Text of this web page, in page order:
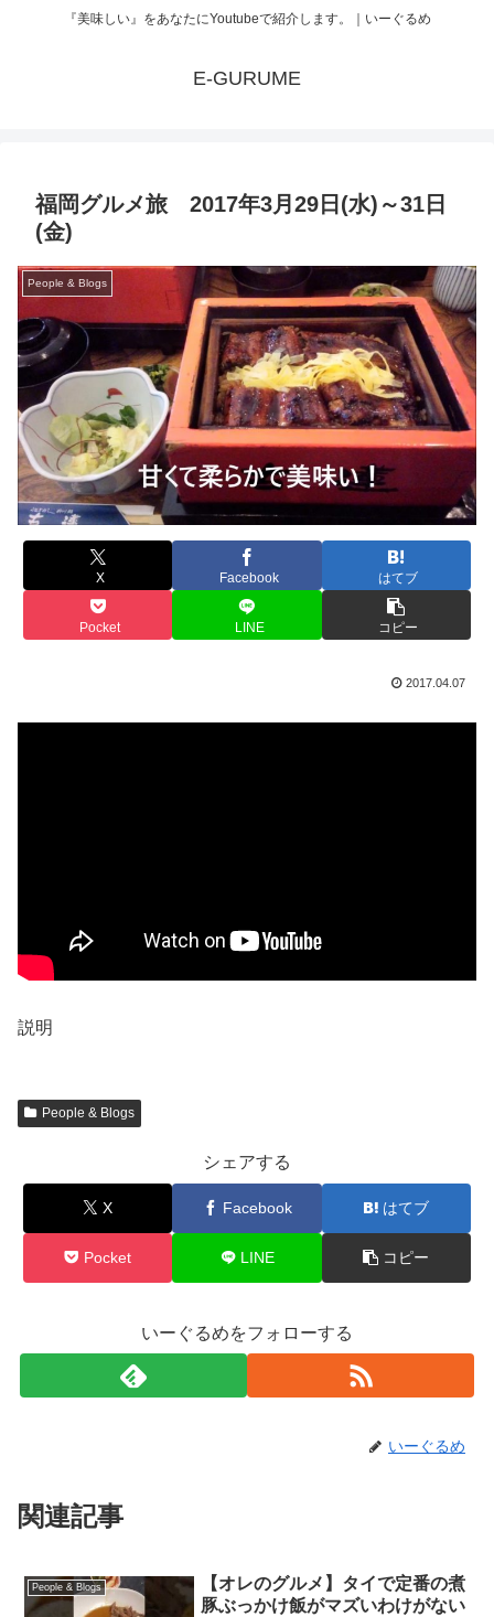
『美味しい』をあなたにYoutubeで紹介します。｜いーぐるめ
E-GURUME
福岡グルメ旅 2017年3月29日(水)～31日
(金)
People & Blogs
X Facebook はてブ
Pocket LINE コピー
2017.04.07
説明
People & Blogs
シェアする
X Facebook はてブ
Pocket LINE コピー
いーぐるめをフォローする
いーぐるめ
関連記事
People & Blogs
【オレのグルメ】タイで定番の煮
豚ぶっかけ飯がマズいわけがない